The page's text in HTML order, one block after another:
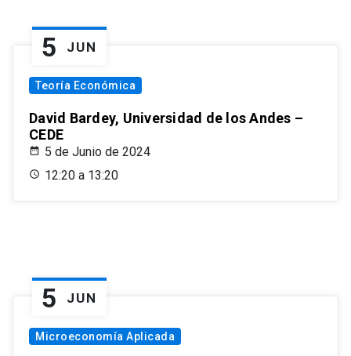
5 JUN
Teoría Económica
David Bardey, Universidad de los Andes –
CEDE
5 de Junio de 2024
12:20 a 13:20
5 JUN
Microeconomía Aplicada